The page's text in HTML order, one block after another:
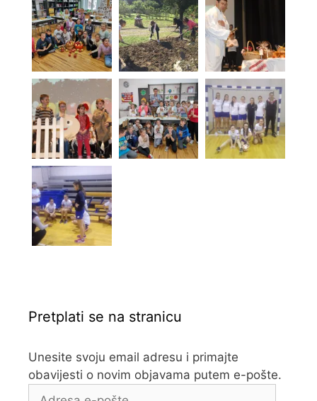
Pretplati se na stranicu
Unesite svoju email adresu i primajte
obavijesti o novim objavama putem e-pošte.